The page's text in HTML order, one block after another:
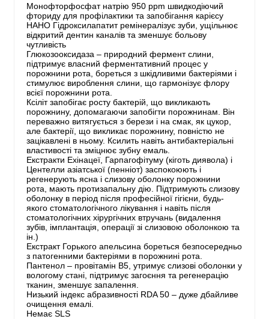
Монофторфосфат натрію 950 ppm швидкодіючий
фториду для профілактики та запобігання карієсу
НАНО Гідроксилапатит ремінералізує зуби, ущільнює
відкритий дентин каналів та зменшує больову
чутливість
Глюкозооксидаза – природний фермент слини,
підтримує власний ферментативний процес у
порожнини рота, бореться з шкідливими бактеріями і
стимулює вироблення слини, що гармонізує флору
всієї порожнини рота.
Ксіліт запобігає росту бактерій, що викликають
порожнину, допомагаючи запобігти порожнинам. Він
переважно витягується з берези і на смак, як цукор,
але бактерії, що викликає порожнину, повністю не
зацікавлені в ньому. Ксилить навіть антибактеріальні
властивості та зміцнює зубну емаль.
Екстракти Ехінацеї, Гарпагофітуму (кіготь диявола) і
Центелли азіатської (пенніот) заспокоюють і
регенерують ясна і слизову оболонку порожнини
рота, мають протизапальну дію. Підтримують слизову
оболонку в період після професійної гігієни, будь-
якого стоматологічного лікування і навіть після
стоматологічних хірургічних втручань (видалення
зубів, імплантація, операції зі слизовою оболонкою та
ін.)
Екстракт Горького апельсина бореться безпосередньо
з патогенними бактеріями в порожнині рота.
Пантенол – провітамін B5, утримує слизові оболонки у
вологому стані, підтримує загоєння та регенерацію
тканин, зменшує запалення.
Низький індекс абразивності RDA 50 – дуже дбайливе
очищення емалі.
Немає SLS